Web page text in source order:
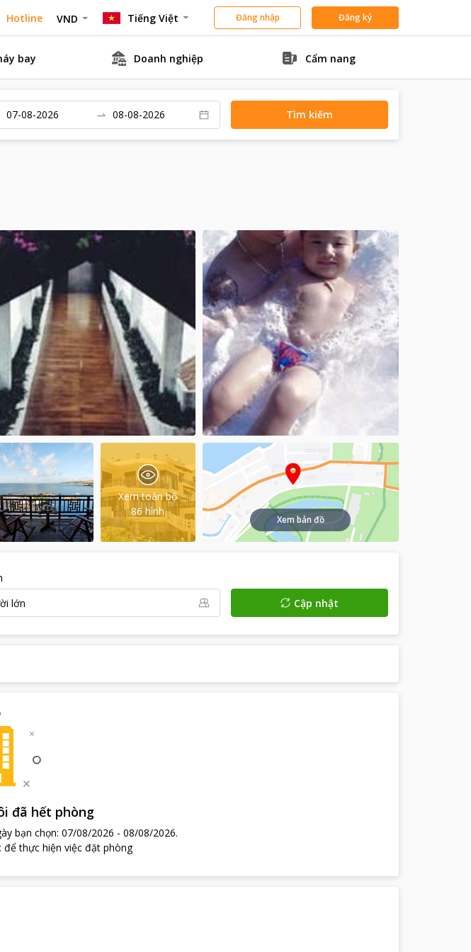
Hotline VND Tiếng Việt Đăng nhập Đăng ký
bay Doanh nghiệp Cẩm nang
Tìm kiếm
Xem toàn bộ
86 hình
Xem bản đồ
lớn Cập nhật
đã hết phòng
bạn chọn: 07/08/2026 - 08/08/2026.
để thực hiện việc đặt phòng